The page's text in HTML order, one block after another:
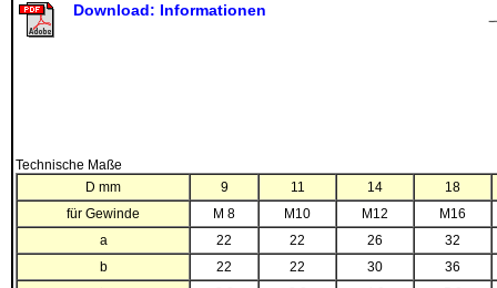
Download: Informationen
Technische Maße
D mm
9 11 14
18
für Gewinde
M 8 M10 M12
M16
a
22 22 26
32
b
22 22 30
36